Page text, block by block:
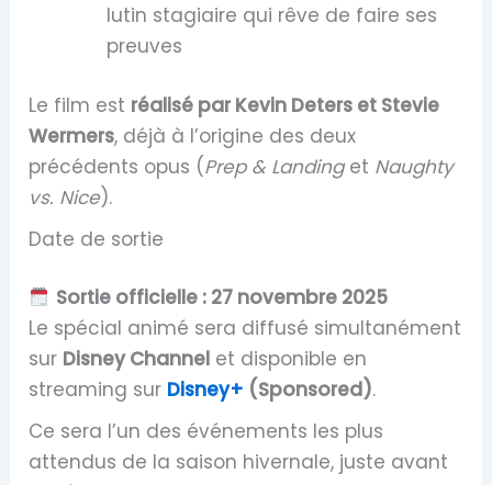
lutin stagiaire qui rêve de faire ses
preuves
Le film est réalisé par Kevin Deters et Stevie
Wermers, déjà à l’origine des deux
précédents opus (Prep & Landinget Naughty
vs. Nice).
Date de sortie
Sortie officielle : 27 novembre 2025
Le spécial animé sera diffusé simultanément
sur Disney Channel et disponible en
streaming sur Disney+ (Sponsored).
Ce sera l’un des événements les plus
attendus de la saison hivernale, juste avant